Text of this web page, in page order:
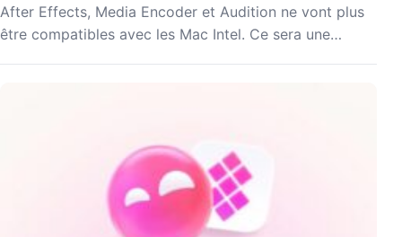
After Effects, Media Encoder et Audition ne vont plus
être compatibles avec les Mac Intel. Ce sera une…